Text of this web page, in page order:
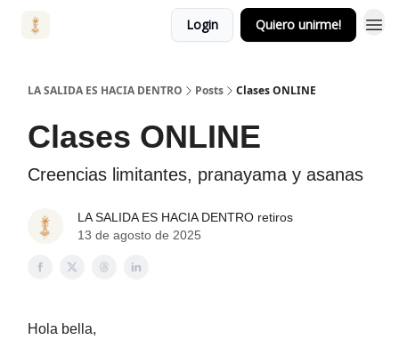
Login Quiero unirme!
LA SALIDA ES HACIA DENTRO Posts Clases ONLINE
Clases ONLINE
Creencias limitantes, pranayama y asanas
LA SALIDA ES HACIA DENTRO retiros
13 de agosto de 2025
Hola bella,